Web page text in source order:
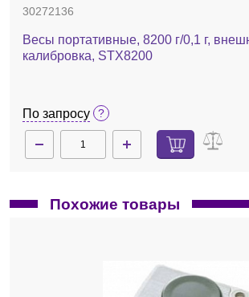
30272136
Весы портативные, 8200 г/0,1 г,
калибровка, STX8200
По запросу
Похожие товары